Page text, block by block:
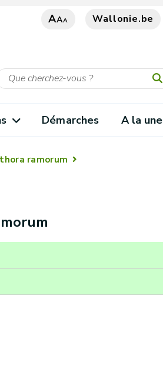
AAA Wallonie.be
Démarches A la une
ramorum